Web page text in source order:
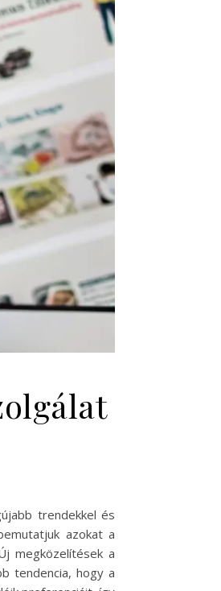
trendekkel és
azokat a
megközelítések a
tendencia, hogy a